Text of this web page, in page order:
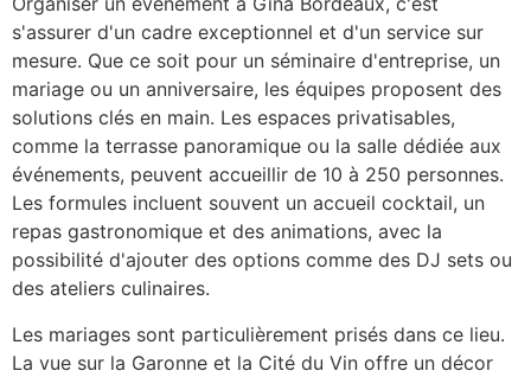
s'assurer d'un cadre exceptionnel et d'un service sur
mesure. Que ce soit pour un séminaire d'entreprise, un
mariage ou un anniversaire, les équipes proposent des
solutions clés en main. Les espaces privatisables,
comme la terrasse panoramique ou la salle dédiée aux
événements, peuvent accueillir de 10 à 250 personnes.
Les formules incluent souvent un accueil cocktail, un
repas gastronomique et des animations, avec la
possibilité d'ajouter des options comme des DJ sets ou
des ateliers culinaires.
Les mariages sont particulièrement prisés dans ce lieu.
La vue sur la Garonne et la Cité du Vin offre un décor